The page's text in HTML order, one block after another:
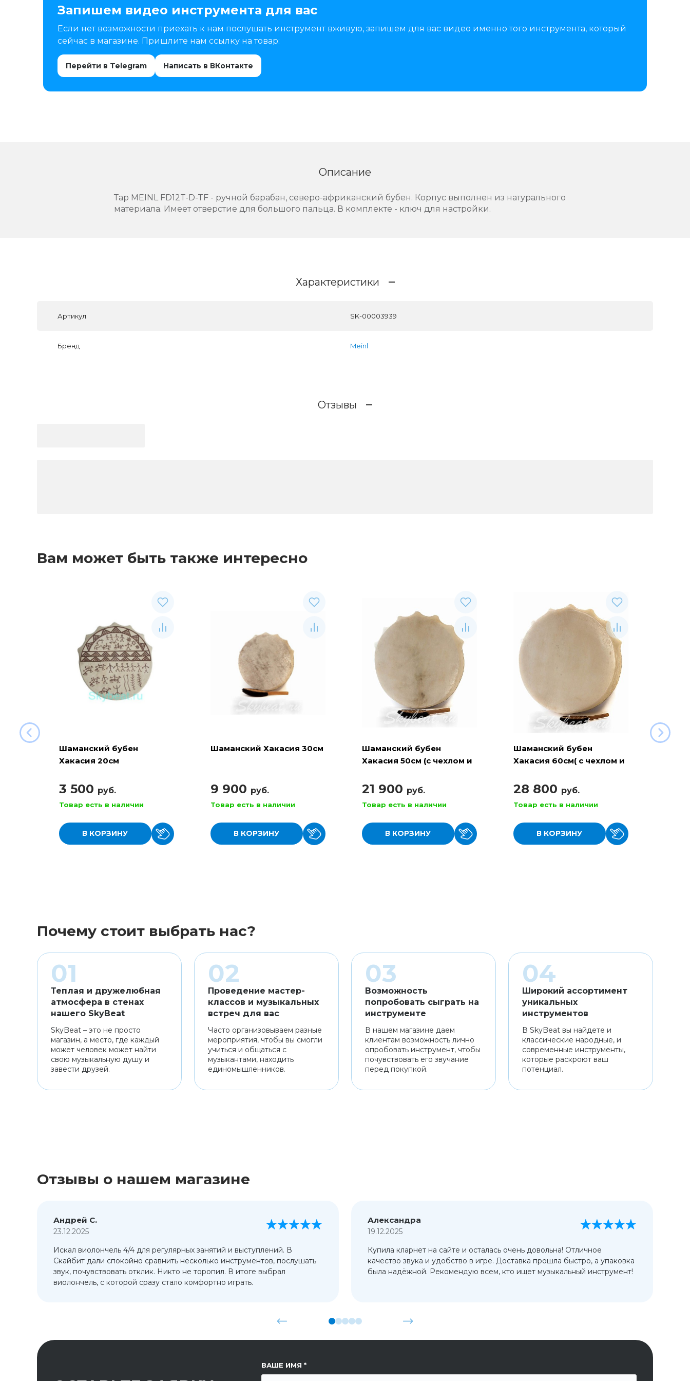
Запишем видео инструмента для вас
Если нет возможности приехать к нам послушать инструмент вживую, запишем для вас видео именно того инструмента, который
сейчас в магазине. Пришлите нам ссылку на товар:
Перейти в Telegram Написать в ВКонтакте
Описание
Тар MEINL FD12T-D-TF - ручной барабан, северо-африканский бубен. Корпус выполнен из натурального
материала. Имеет отверстие для большого пальца. В комплекте - ключ для настройки.
Характеристики
Артикул SK-00003939
Бренд Meinl
Отзывы
Вам может быть также интересно
Шаманский бубен
Хакасия 20см
3 500 руб.
Товар есть в наличии
В КОРЗИНУ
Шаманский Хакасия 30см
9 900 руб.
Товар есть в наличии
В КОРЗИНУ
Шаманский бубен
Хакасия 50см (с чехлом и
21 900 руб.
Товар есть в наличии
В КОРЗИНУ
Шаманский бубен
Хакасия 60см( с чехлом и
28 800 руб.
Товар есть в наличии
В КОРЗИНУ
Почему стоит выбрать нас?
Теплая и дружелюбная
атмосфера в стенах
нашего SkyBeat
SkyBeat – это не просто
магазин, а место, где каждый
может человек может найти
свою музыкальную душу и
завести друзей.
Проведение мастер-
классов и музыкальных
встреч для вас
Часто организовываем разные
мероприятия, чтобы вы смогли
учиться и общаться с
музыкантами, находить
единомышленников.
Возможность
попробовать сыграть на
инструменте
В нашем магазине даем
клиентам возможность лично
опробовать инструмент, чтобы
почувствовать его звучание
перед покупкой.
Широкий ассортимент
уникальных
инструментов
В SkyBeat вы найдете и
классические народные, и
современные инструменты,
которые раскроют ваш
потенциал.
Отзывы о нашем магазине
Андрей С.
23.12.2025
Искал виолончель 4/4 для регулярных занятий и выступлений. В
Скайбит дали спокойно сравнить несколько инструментов, послушать
звук, почувствовать отклик. Никто не торопил. В итоге выбрал
виолончель, с которой сразу стало комфортно играть.
Александра
19.12.2025
Купила кларнет на сайте и осталась очень довольна! Отличное
качество звука и удобство в игре. Доставка прошла быстро, а упаковка
была надёжной. Рекомендую всем, кто ищет музыкальный инструмент!
ВАШЕ ИМЯ
ССЫЛКА НА СТРАНИЦУ